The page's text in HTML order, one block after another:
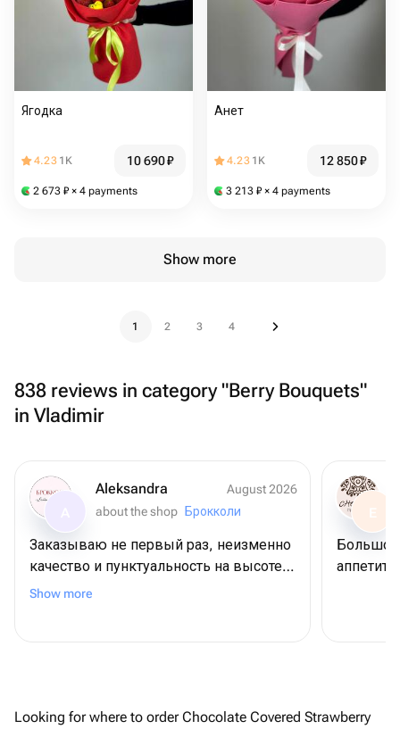
Ягодка
4.23 1K 10 690₽
2 673 ₽ × 4 payments
Анет
4.23 1K 12 850₽
3 213 ₽ × 4 payments
Show more
1 2 3 4
838 reviews in category "Berry Bouquets"
in Vladimir
Aleksandra
August 2026
about the shop
Брокколи
Заказываю не первый раз, неизменно
качество и пунктуальность на высоте.
Спасибо!
Show more
E
Большое
Looking for where to order Chocolate Covered Strawberry